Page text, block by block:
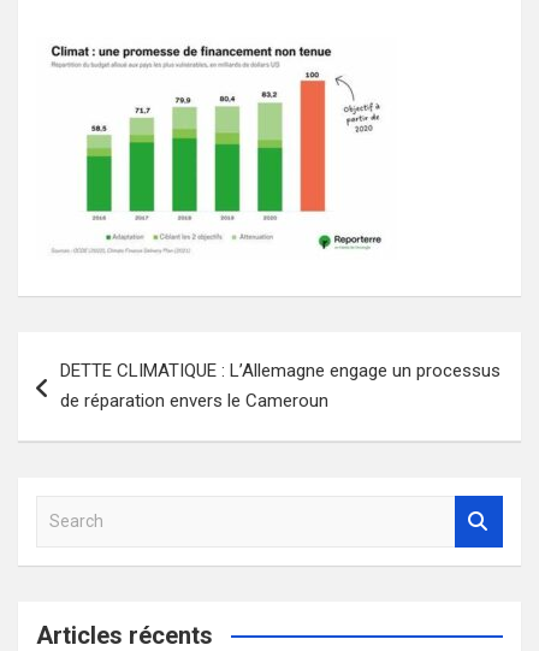
de
DETTE CLIMATIQUE : L’Allemagne engage un processus
de réparation envers le Cameroun
a
c
Articles récents